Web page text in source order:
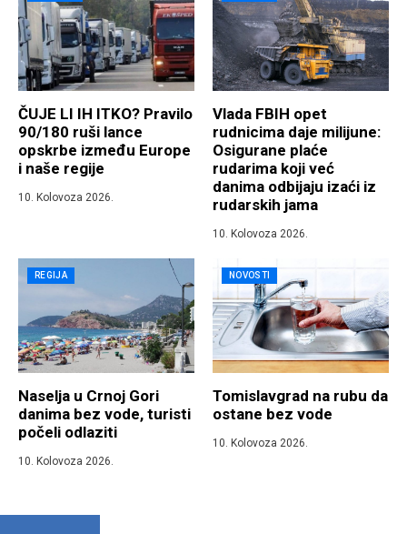
ČUJE LI IH ITKO? Pravilo
90/180 ruši lance
opskrbe između Europe
i naše regije
10. Kolovoza 2026.
Vlada FBIH opet
rudnicima daje milijune:
Osigurane plaće
rudarima koji već
danima odbijaju izaći iz
rudarskih jama
10. Kolovoza 2026.
REGIJA
Naselja u Crnoj Gori
danima bez vode, turisti
počeli odlaziti
10. Kolovoza 2026.
NOVOSTI
Tomislavgrad na rubu da
ostane bez vode
10. Kolovoza 2026.